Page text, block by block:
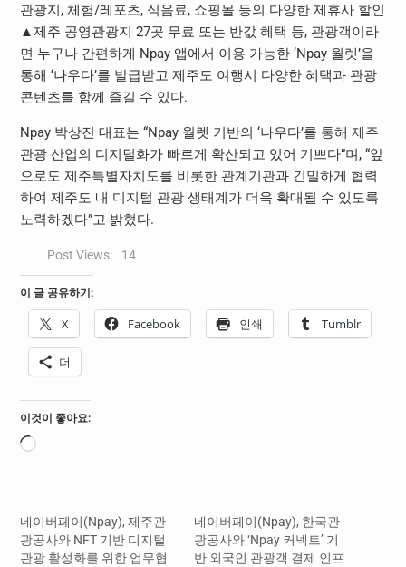
관광지, 체험/레포츠, 식음료, 쇼핑몰 등의 다양한 제휴사 할인
▲제주 공영관광지 27곳 무료 또는 반값 혜택 등, 관광객이라
면 누구나 간편하게 Npay 앱에서 이용 가능한 ‘Npay 월렛’을
통해 ‘나우다’를 발급받고 제주도 여행시 다양한 혜택과 관광
콘텐츠를 함께 즐길 수 있다.
Npay 박상진 대표는 “Npay 월렛 기반의 ‘나우다’를 통해 제주
관광 산업의 디지털화가 빠르게 확산되고 있어 기쁘다”며, “앞
으로도 제주특별자치도를 비롯한 관계기관과 긴밀하게 협력
하여 제주도 내 디지털 관광 생태계가 더욱 확대될 수 있도록
노력하겠다”고 밝혔다.
Post Views: 14
이 글 공유하기:
X Facebook 인쇄 Tumblr
더
이것이 좋아요:
로
네이버페이(Npay), 제주관
광공사와 NFT 기반 디지털
관광 활성화를 위한 업무협
네이버페이(Npay), 한국관
광공사와 ‘Npay 커넥트’ 기
반 외국인 관광객 결제 인프